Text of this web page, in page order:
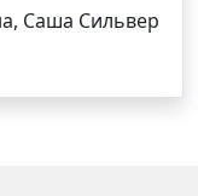
Саша Сильвер